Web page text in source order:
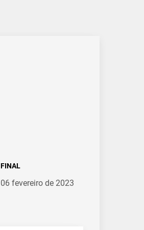
FINAL
06 fevereiro de 2023